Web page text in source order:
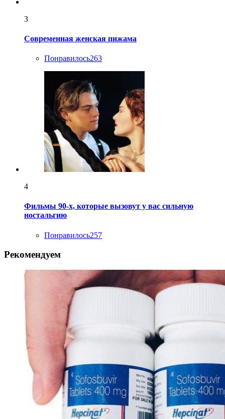
3
Современная женская пижама
Понравилось263
4
Фильмы 90-х, которые вызовут у вас сильную
ностальгию
Понравилось257
Рекомендуем